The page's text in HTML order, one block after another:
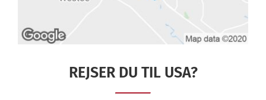
REJSER DU TIL USA?